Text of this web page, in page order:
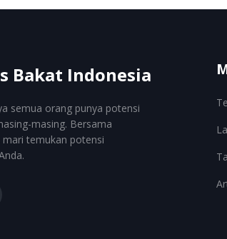
Bakat Indonesia
semua orang punya potensi
masing. Bersama
temukan potensi